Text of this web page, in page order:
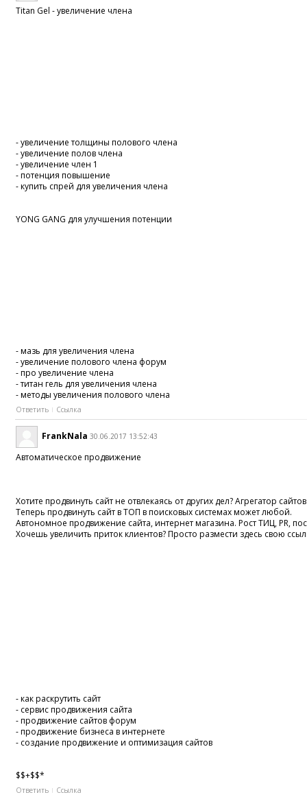
Titan Gel - увеличение члена
- увеличение толщины полового члена
- увеличение полов члена
- увеличение член 1
- потенция повышение
- купить спрей для увеличения члена
YONG GANG для улучшения потенции
- мазь для увеличения члена
- увеличение полового члена форум
- про увеличение члена
- титан гель для увеличения члена
- методы увеличения полового члена
Ответить Ссылка
FrankNala 30.06.2017 13:52:43
Автоматическое продвижение
Хотите продвинуть сайт не отвлекаясь от других дел? Агрегатор
Теперь продвинуть сайт в ТОП в поисковых системах может любой.
Автономное продвижение сайта, интернет магазина. Рост ТИЦ, PR,
Хочешь увеличить приток клиентов? Просто размести здесь свою
- как раскрутить сайт
- сервис продвижения сайта
- продвижение сайтов форум
- продвижение бизнеса в интернете
- создание продвижение и оптимизация сайтов
$$+$$*
Ответить Ссылка